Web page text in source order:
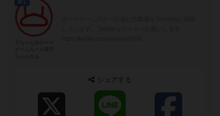
シェアする